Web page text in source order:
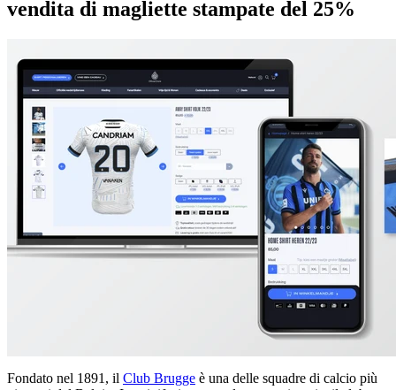
vendita di magliette stampate del 25%
Fondato nel 1891, il Club Brugge è una delle squadre di calcio più